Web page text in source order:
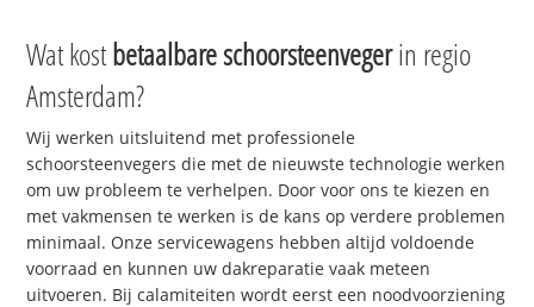
Wat kostbetaalbare schoorsteenvegerin regio
Amsterdam?
Wij werken uitsluitend met professionele
schoorsteenvegers die met de nieuwste technologie werken
om uw probleem te verhelpen. Door voor ons te kiezen en
met vakmensen te werken is de kans op verdere problemen
minimaal. Onze servicewagens hebben altijd voldoende
voorraad en kunnen uw dakreparatie vaak meteen
uitvoeren. Bij calamiteiten wordt eerst een noodvoorziening